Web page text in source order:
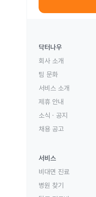
닥터나우
회사 소개
팀 문화
서비스 소개
제휴 안내
소식 · 공지
채용 공고
서비스
비대면 진료
병원 찾기